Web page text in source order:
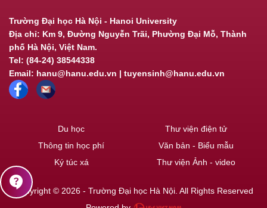
Trường Đại học Hà Nội - Hanoi University
Địa chỉ: Km 9, Đường Nguyễn Trãi, Phường Đại Mỗ, Thành
phố Hà Nội, Việt Nam.
Tel: (84-24) 38544338
Email: hanu@hanu.edu.vn | tuyensinh@hanu.edu.vn
Du học
Thông tin học phí
Ký túc xá
Thư viện điện tử
Văn bản - Biểu mẫu
Thư viện Ảnh - video
Copyright © 2026 - Trường Đại học Hà Nội. All Rights Reserved
contact_support